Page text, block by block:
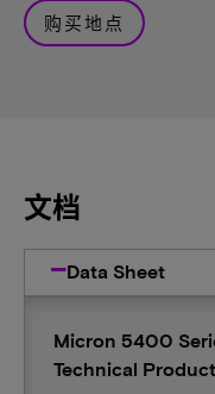
购买地点
文档
Data Sheet
Micron 5400
Technical